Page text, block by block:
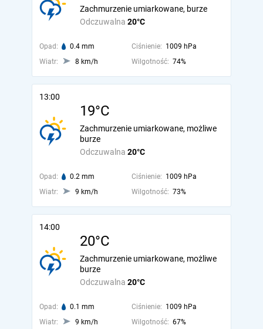
Odczuwalna 20°C
Zachmurzenie umiarkowane, burze
Opad: 0.4 mm Ciśnienie: 1009 hPa
Wiatr:
8 km/h Wilgotność: 74%
13:00
19°C
Odczuwalna 20°C
Zachmurzenie umiarkowane, możliwe
burze
Opad: 0.2 mm Ciśnienie: 1009 hPa
Wiatr:
9 km/h Wilgotność: 73%
14:00
20°C
Odczuwalna 20°C
Zachmurzenie umiarkowane, możliwe
burze
Opad: 0.1 mm Ciśnienie: 1009 hPa
Wiatr:
9 km/h Wilgotność: 67%